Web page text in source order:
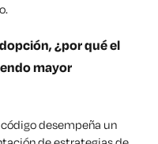
¿por qué el
mayor
desempeña un